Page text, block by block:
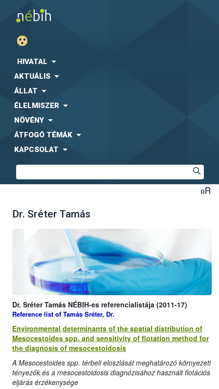
HIVATAL
AKTUÁLIS
ÁLLAT
ÉLELMISZER
NÖVÉNY
ÁTFOGÓ TÉMÁK
KAPCSOLAT
Dr. Sréter Tamás
Dr. Sréter Tamás NÉBIH-es referencialistája (2011-17)
Reference list of Tamás Sréter, Dr.
Environmental determinants of the spatial distribution of
Mesocestoides spp. and sensitivity of flotation method for
the diagnosis of mesocestoidosis
A Mesocestoides spp. térbeli eloszlását meghatározó környezeti
tényezők és a mesocestoidosis diagnózisához használt flotációs
eljárás érzékenysége